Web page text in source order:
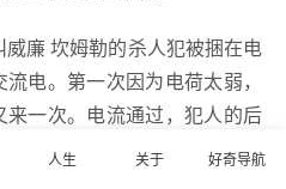
廉 坎姆勒的杀人犯被捆在电
电。第一次因为电荷太弱，
一次。电流通过，犯人的后
鼻的烧焦的味道。当时的媒体
人生 关于 好奇导航